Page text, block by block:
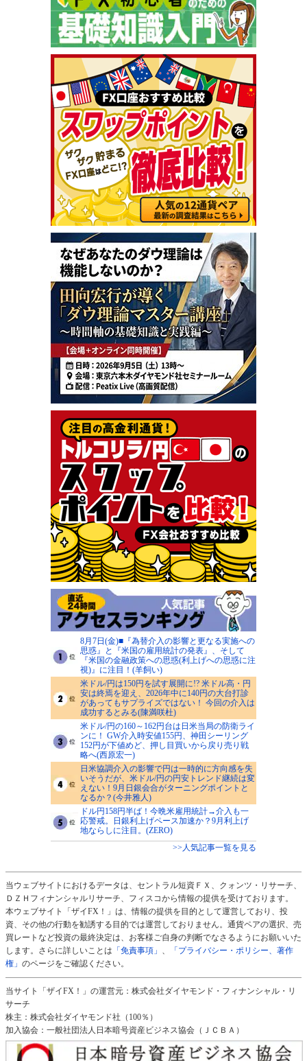
8月7日(金)■『為替介入の影響と更なる実施への
思惑』と『米国の雇用統計の発表』、そして
『米国の金融政策への思惑(利上げへの思惑に注
視)』に注目！(羊飼い)
米ドル/円は150円を試す展開に!? 米ドル高・円
安は終焉を迎え、2026年中に140円の大台打診
があってもサプライズではない！ 今回の介入は
成功するとみる(陳満咲杜)
米ドル/円の160～162円台は日米当局の防衛ライ
ンに！ GW介入時安値155円、神田シーリング
152円が下値めど、押し目買いから戻り売り戦
略へ(西原宏一)
日米協調介入の影響で円は一時的に方向感を失
いそうだが、米ドル/円の円安トレンド継続は変
えない！9月日銀会合がターニングポイントと
なるか？(今井雅人)
ドル円158円半ば！今晩米雇用統計→介入も一
応警戒。日銀利上げペース加速か？9月利上げ
地ならしに注目。(ZERO)
>>人気記事一覧を見る
当ウェブサイトにおけるデータは、セントラル短資ＦＸ、クォンツ・リサーチ、
ＤＺＨフィナンシャルリサーチ、フィスコから情報の提供を受けております。
本ウェブサイト「ザイFX！」は、情報の提供を目的として運営しており、投
資、その他の行動を勧誘する目的では運営しておりません。通貨ペアの選択、売
買レートなど投資の最終決定は、お客様ご自身の判断でなさるようにお願いいた
します。さらに詳しいことは 「免責事項」 、
「プライバシー・ポリシー、著作
権」 のページをご確認ください。
当サイト「ザイFX！」の運営元：株式会社ダイヤモンド・フィナンシャル・リ
サーチ
株主：株式会社ダイヤモンド社（100％）
加入協会：一般社団法人日本暗号資産ビジネス協会（ＪＣＢＡ）